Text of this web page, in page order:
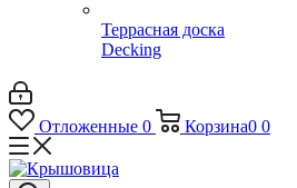
Террасная доска
Decking
Отложенные 0 Корзина0 0